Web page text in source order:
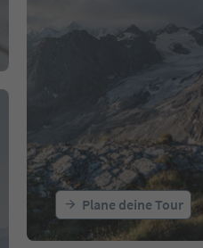
Plane deine Tour